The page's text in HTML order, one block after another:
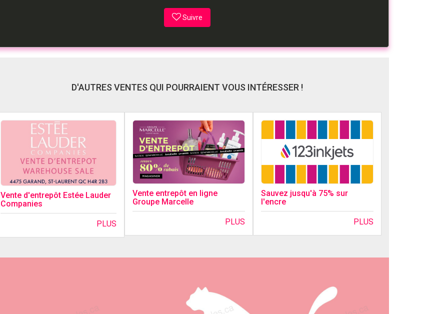
Suivre
D'AUTRES VENTES QUI POURRAIENT VOUS INTÉRESSER !
Vente d'entrepôt Estée Lauder
Companies
PLUS
Vente entrepôt en ligne
Groupe Marcelle
PLUS
Sauvez jusqu'à 75% sur
l'encre
PLUS